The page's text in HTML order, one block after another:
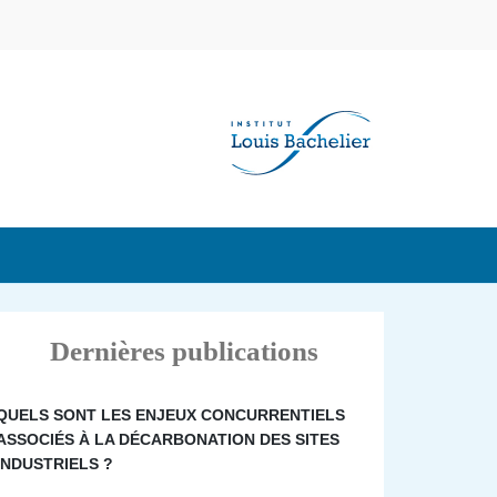
Dernières publications
SONT LES ENJEUX CONCURRENTIELS
À LA DÉCARBONATION DES SITES
?